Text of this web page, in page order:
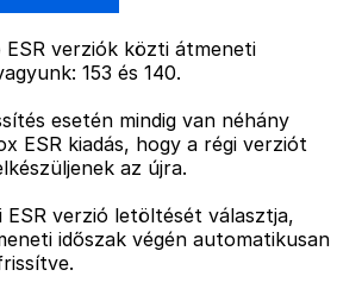
verziók közti átmeneti
153 és 140.
esetén mindig van néhány
ESR kiadás, hogy a régi verziót
az újra.
ESR verzió letöltését választja,
időszak végén automatikusan